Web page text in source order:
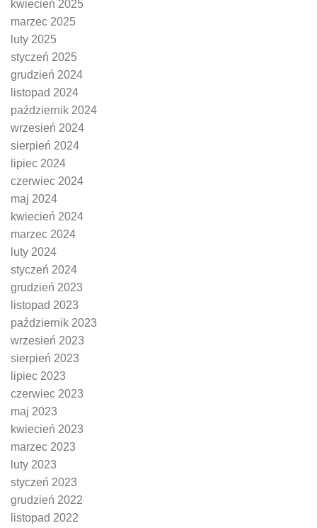
kwiecień 2025
marzec 2025
luty 2025
styczeń 2025
grudzień 2024
listopad 2024
październik 2024
wrzesień 2024
sierpień 2024
lipiec 2024
czerwiec 2024
maj 2024
kwiecień 2024
marzec 2024
luty 2024
styczeń 2024
grudzień 2023
listopad 2023
październik 2023
wrzesień 2023
sierpień 2023
lipiec 2023
czerwiec 2023
maj 2023
kwiecień 2023
marzec 2023
luty 2023
styczeń 2023
grudzień 2022
listopad 2022